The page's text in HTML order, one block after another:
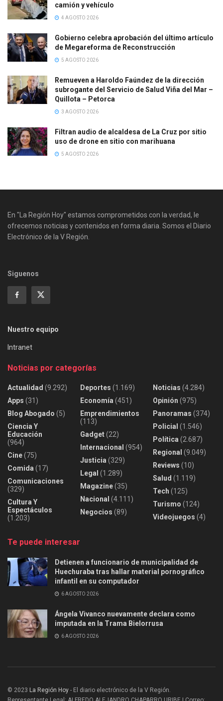
camión y vehículo
4 AGOSTO 2026
Gobierno celebra aprobación del último artículo
de Megareforma de Reconstrucción
5 AGOSTO 2026
Remueven a Haroldo Faúndez de la dirección
subrogante del Servicio de Salud Viña del Mar –
Quillota – Petorca
3 AGOSTO 2026
Filtran audio de alcaldesa de La Cruz por sitio
uso de drone en sitio con marihuana
5 AGOSTO 2026
En "La Región Hoy" estamos comprometidos con la verdad, le
ofrecemos noticias y contenidos en forma diaria. Somos el Diario
Electrónico de la V Región.
Siguenos
Nuestro equipo
Intranet
Noticias por categorías
Actualidad (9.292)
Apps (31)
Blog Abogado (5)
Ciencia Y
Educación
(964)
Cine(75)
Comida (17)
Comunicaciones
(329)
Cultura Y
Espectáculos
(1.203)
Deportes (1.169)
Economía (451)
Emprendimientos
(113)
Gadget(22)
Internacional (954)
Justicia (329)
Legal (1.289)
Magazine(35)
Nacional (4.111)
Negocios (89)
Noticias (4.284)
Opinión (975)
Panoramas (374)
Policial (1.546)
Política (2.687)
Regional (9.049)
Reviews (10)
Salud (1.119)
Tech (125)
Turismo (124)
Videojuegos (4)
Te puede interesar
Detienen a funcionario de municipalidad de
Huechuraba tras hallar material pornográfico
infantil en su computador
6 AGOSTO 2026
Ángela Vivanco nuevamente declara como
imputada en la Trama Bielorrusa
6 AGOSTO 2026
© 2023 La Región Hoy - El diario electrónico de la V Región.